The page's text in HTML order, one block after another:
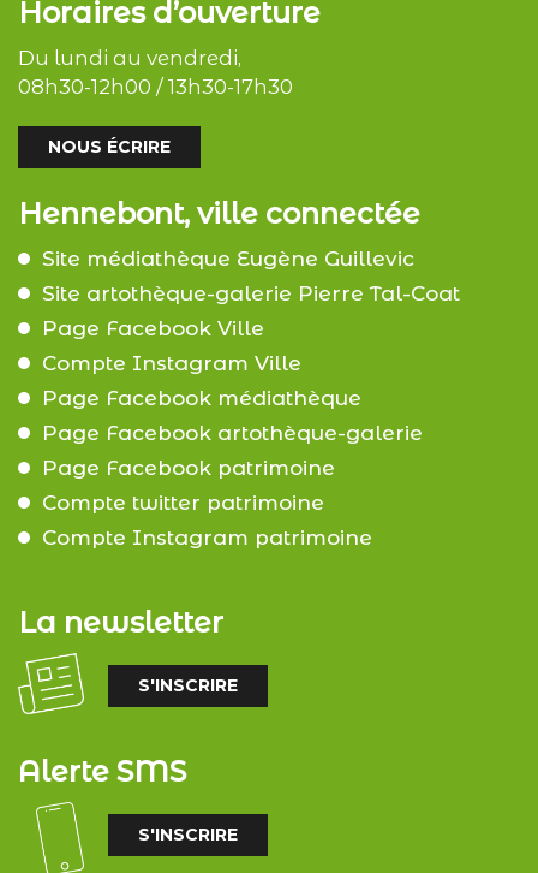
Horaires d’ouverture
Du lundi au vendredi,
08h30-12h00 / 13h30-17h30
NOUS ÉCRIRE
Hennebont, ville connectée
Site médiathèque Eugène Guillevic
Site artothèque-galerie Pierre Tal-Coat
Page Facebook Ville
Compte Instagram Ville
Page Facebook médiathèque
Page Facebook artothèque-galerie
Page Facebook patrimoine
Compte twitter patrimoine
Compte Instagram patrimoine
La newsletter
S'INSCRIRE
Alerte SMS
S'INSCRIRE